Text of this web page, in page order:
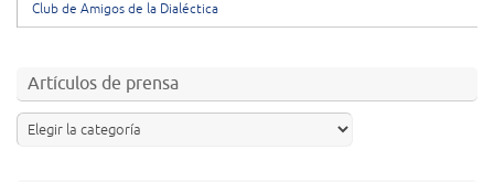
Club de Amigos de la Dialéctica
Artículos de prensa